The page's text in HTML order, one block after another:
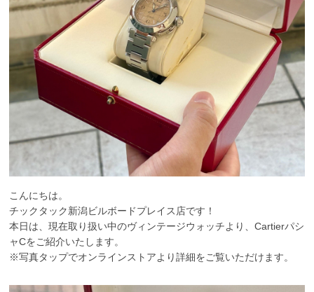
こんにちは。
チックタック新潟ビルボードプレイス店です！
本日は、現在取り扱い中のヴィンテージウォッチより、Cartierパシ
ャCをご紹介いたします。
※写真タップでオンラインストアより詳細をご覧いただけます。